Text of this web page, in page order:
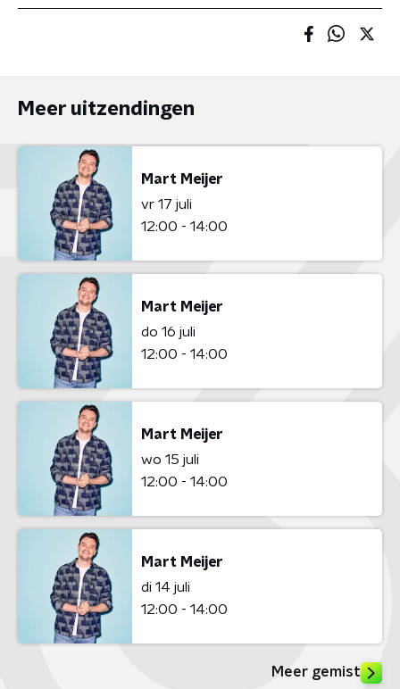
Meer uitzendingen
Mart Meijer
vr 17 juli
12:00 - 14:00
Mart Meijer
do 16 juli
12:00 - 14:00
Mart Meijer
wo 15 juli
12:00 - 14:00
Mart Meijer
di 14 juli
12:00 - 14:00
Meer gemist